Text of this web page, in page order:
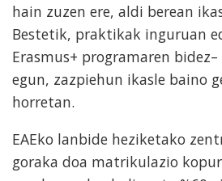
hain zuzen ere, aldi berean
Bestetik, praktikak inguruan
Erasmus+ programaren
egun, zazpiehun ikasle baino
horretan.
EAEko lanbide heziketako
goraka doa matrikulazio